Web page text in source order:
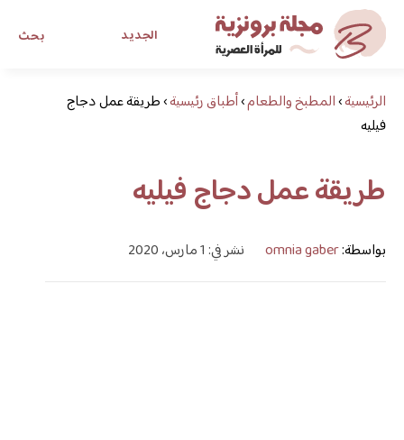
بحث الجديد
مجلة برونزية للفتاة العصريةالرئيسية›المطبخ والطعام›أطباق رئيسية›طريقة عمل دجاج
فيليه
طريقة عمل دجاج فيليه
بواسطة:omnia gaber نشر في: 1 مارس، 2020